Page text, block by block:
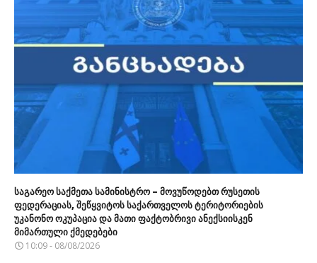
საგარეო საქმეთა სამინისტრო – მოვუწოდებთ რუსეთის
ფედერაციას, შეწყვიტოს საქართველოს ტერიტორიების
უკანონო ოკუპაცია და მათი ფაქტობრივი ანექსიისკენ
მიმართული ქმედებები
10:09 - 08/08/2026